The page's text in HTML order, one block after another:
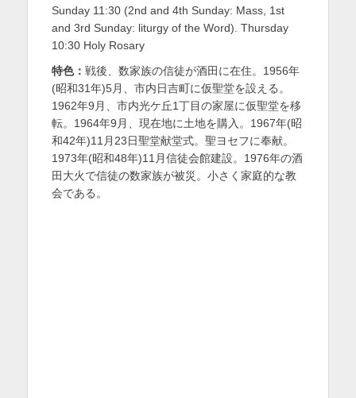
Sunday 11:30 (2nd and 4th Sunday: Mass, 1st
and 3rd Sunday: liturgy of the Word). Thursday
10:30 Holy Rosary
特色： 戦後、数家族の信徒が酒田に在住。1956年
(昭和31年)5月、市内日吉町に仮聖堂を設える。
1962年9月、市内光ケ丘1丁目の家屋に仮聖堂を移
転。1964年9月、現在地に土地を購入。1967年(昭
和42年)11月23日聖堂献堂式。聖ヨセフに奉献。
1973年(昭和48年)11月信徒会館建設。1976年の酒
田大火で信徒の数家族が被災。小さく家庭的な教
会である。